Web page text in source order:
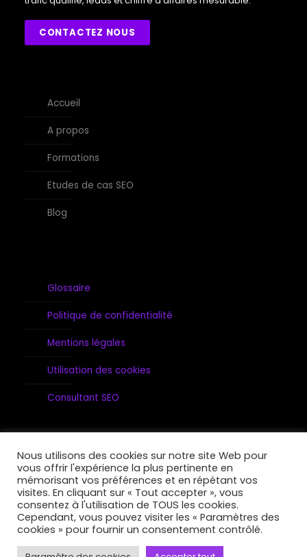
CONTACTEZ NOUS
Accueil
A propos
Formations
Etudes de cas SEO
Blog
Glossaire
Politique de confidentialité
Mentions légales
Utilisation des cookies
Consultant SEO
B-Strong 2026, tous droits réservés
Nous utilisons des cookies sur notre site Web pour
vous offrir l'expérience la plus pertinente en
mémorisant vos préférences et en répétant vos
visites. En cliquant sur « Tout accepter », vous
consentez à l'utilisation de TOUS les cookies.
Cependant, vous pouvez visiter les « Paramètres des
cookies » pour fournir un consentement contrôlé.